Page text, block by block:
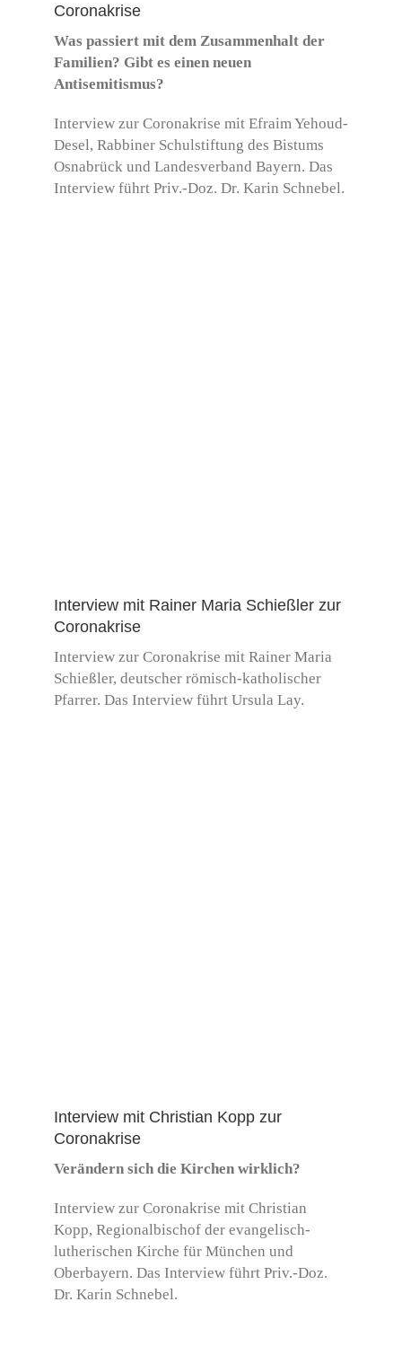
Coronakrise
Was passiert mit dem Zusammenhalt der
Familien? Gibt es einen neuen
Antisemitismus?
Interview zur Coronakrise mit Efraim Yehoud-
Desel, Rabbiner Schulstiftung des Bistums
Osnabrück und Landesverband Bayern. Das
Interview führt Priv.-Doz. Dr. Karin Schnebel.
Interview mit Rainer Maria Schießler zur
Coronakrise
Interview zur Coronakrise mit Rainer Maria
Schießler, deutscher römisch-katholischer
Pfarrer. Das Interview führt Ursula Lay.
Interview mit Christian Kopp zur
Coronakrise
Verändern sich die Kirchen wirklich?
Interview zur Coronakrise mit Christian
Kopp, Regionalbischof der evangelisch-
lutherischen Kirche für München und
Oberbayern. Das Interview führt Priv.-Doz.
Dr. Karin Schnebel.